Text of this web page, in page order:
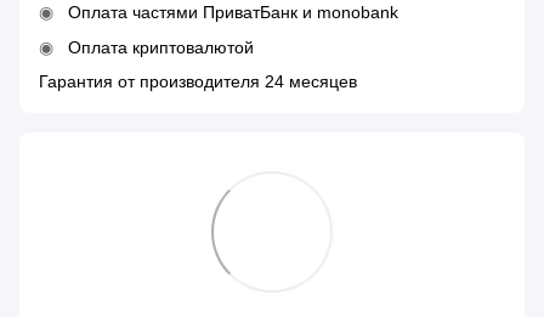
Оплата частями ПриватБанк и monobank
Оплата криптовалютой
Гарантия от производителя 24 месяцев